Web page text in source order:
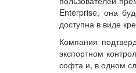
Enterprise, она
доступна в виде
Компания
экспортном
софта и, в одном